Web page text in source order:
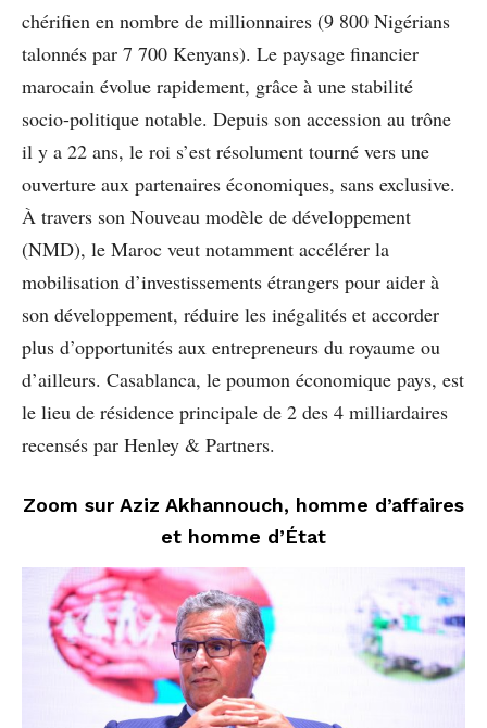
chérifien en nombre de millionnaires (9 800 Nigérians
talonnés par 7 700 Kenyans). Le paysage financier
marocain évolue rapidement, grâce à une stabilité
socio-politique notable. Depuis son accession au trône
il y a 22 ans, le roi s’est résolument tourné vers une
ouverture aux partenaires économiques, sans exclusive.
À travers son Nouveau modèle de développement
(NMD), le Maroc veut notamment accélérer la
mobilisation d’investissements étrangers pour aider à
son développement, réduire les inégalités et accorder
plus d’opportunités aux entrepreneurs du royaume ou
d’ailleurs. Casablanca, le poumon économique pays, est
le lieu de résidence principale de 2 des 4 milliardaires
recensés par Henley & Partners.
Zoom sur Aziz Akhannouch, homme d’affaires
et homme d’État